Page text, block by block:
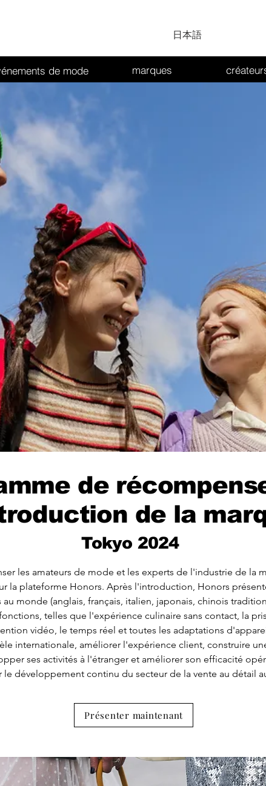
日本語
de mode marques
de
de la
Tokyo 2024
les amateurs de mode et les experts de l'industrie de la
la plateforme Honors. Après l'introduction, Honors
monde (anglais, français, italien, japonais, chinois
telles que l'expérience culinaire sans contact, la
vidéo, le temps réel et toutes les adaptations
internationale, améliorer l'expérience client, construire
ses activités à l'étranger et améliorer son efficacité
le développement continu du secteur de la vente au détail
Présenter maintenant